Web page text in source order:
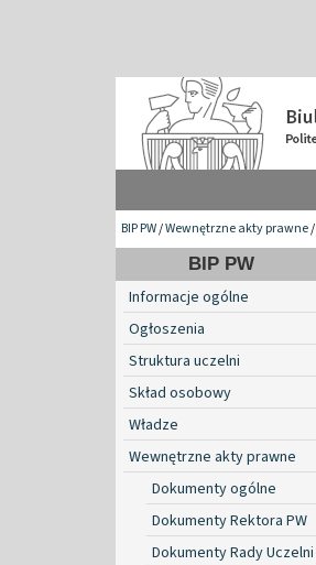
BIP PW/Wewnętrzne akty prawne/
BIP PW
Informacje ogólne
Ogłoszenia
Struktura uczelni
Skład osobowy
Władze
Wewnętrzne akty prawne
Dokumenty ogólne
Dokumenty Rektora PW
Dokumenty Rady Uczelni